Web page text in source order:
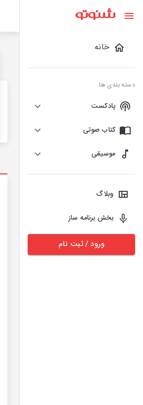
خانه
دسته بندی ها
پادکست
کتاب صوتی
موسیقی
وبلاگ
بخش برنامه ساز
ورود / ثبت نام